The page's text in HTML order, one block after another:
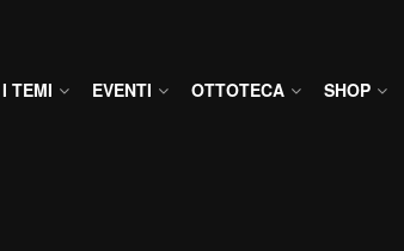
I TEMI EVENTI OTTOTECA SHOP